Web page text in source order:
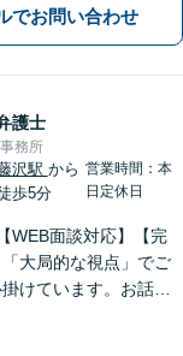
でお問い合わせ
護士
務所
沢駅 から
歩5分
営業時間：本
日定休日
WEB面談対応】【完
大局的な視点」でご
けています。お話を